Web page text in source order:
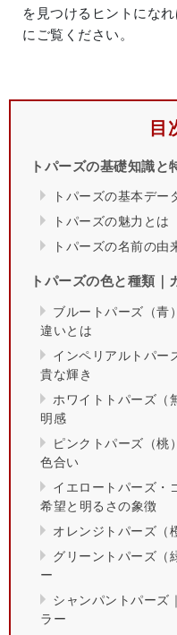
を見つけるヒントにな
にご覧ください。
目
トパーズの基礎知識と
トパーズの基本デー
トパーズの魅力とは
トパーズの名前の由
トパーズの色と種類｜
ブルートパーズ（青
違いとは
インペリアルトパー
貴な輝き
ホワイトトパーズ（
明感
ピンクトパーズ（桃
色合い
イエロートパーズ・
希望と明るさの象徴
オレンジトパーズ（
グリーントパーズ（
ー
シャンパントパーズ
ラー